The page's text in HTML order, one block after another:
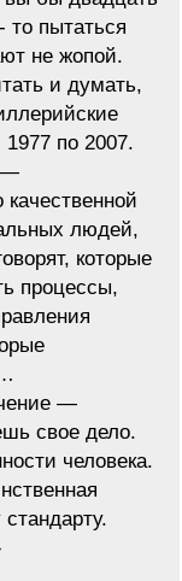
то пытаться
не жопой.
и думать,
по 2007.
—
качественной
людей,
которые
процессы,
—
свое дело.
человека.